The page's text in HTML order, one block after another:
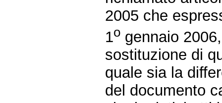
2005 che
1o gennaio
sostituzione di
quale sia la
del documento